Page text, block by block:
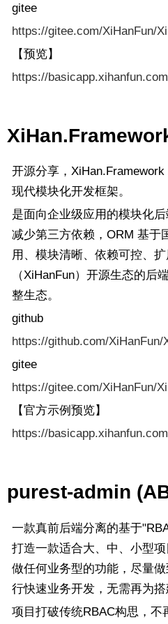
gitee
https://gitee.com/XiHanFun/
【预览】
https://basicapp.xihanfun.com
开源分享，
现代模块化开发框架。
是面向企业级应用的模块化
减少第三方依赖，ORM 基于
用、模块清晰、依赖可控、
（XiHanFun）开源生态的后
整生态。
github
https://github.com/XiHanFun/
gitee
https://gitee.com/XiHanFun/
【官方示例预览】
https://basicapp.xihanfun.com
purest-admin
一款真前后端分离的基于
打造一款适合大、中、小型
做任何业务型的功能，尽量
行快速业务开发，无需再为搭
项目打破传统RBAC构思，